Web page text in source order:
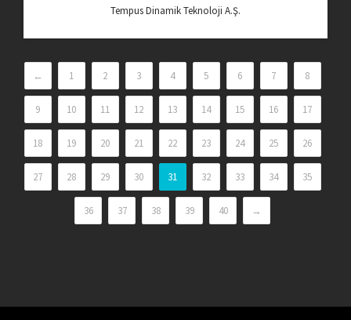
Tempus Dinamik Teknoloji A.Ş.
← 1 2 3 4 5 6 7 8
9 10 11 12 13 14 15 16 17
18 19 20 21 22 23 24 25 26
27 28 29 30 31 32 33 34 35
36 37 38 39 40 →